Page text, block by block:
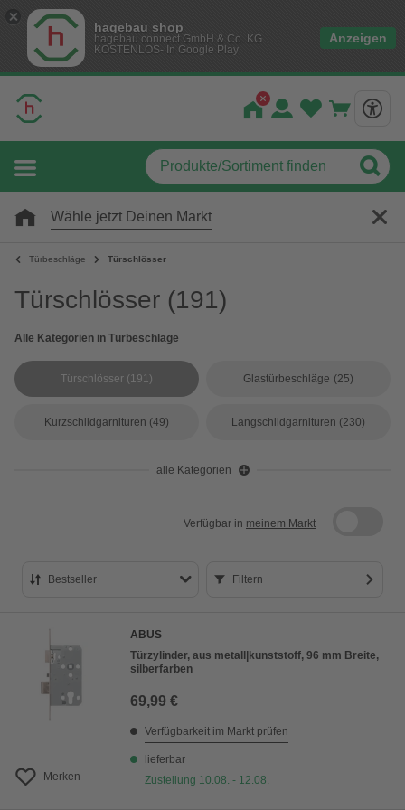
hagebau shop
hagebau connect GmbH & Co. KG
KOSTENLOS- In Google Play
Anzeigen
Wähle jetzt Deinen Markt
Türbeschläge Türschlösser
Türschlösser (191)
Alle Kategorien in Türbeschläge
Türschlösser (191) Glastürbeschläge (25)
Kurzschildgarnituren (49) Langschildgarnituren (230)
alle Kategorien
Verfügbar in meinem Markt
Bestseller
Preis aufsteigend
Preis absteigend
Filtern
Merken
ABUS
Türzylinder, aus metall|kunststoff, 96 mm Breite,
silberfarben
69,99 €
Verfügbarkeit im Markt prüfen
lieferbar
Zustellung 10.08. - 12.08.